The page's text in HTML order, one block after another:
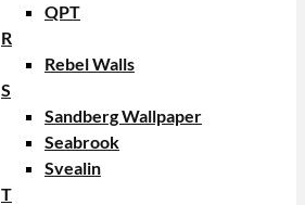
QPT
R
Rebel Walls
S
Sandberg Wallpaper
Seabrook
Svealin
T